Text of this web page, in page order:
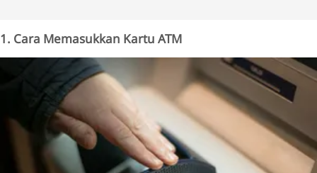
1. Cara Memasukkan Kartu ATM